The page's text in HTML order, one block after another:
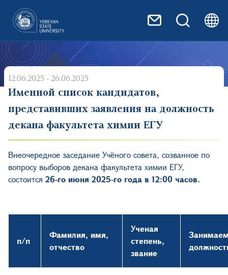
12.06.2025 - 26.06.2025
Именной список кандидатов,
представивших заявления на должность
декана факультета химии ЕГУ
Внеочередное заседание Учёного совета, созванное по
вопросу выборов декана факультета химии ЕГУ,
состоится 26-го июня 2025-го года в 12:00 часов.
п/п
Фамилия, имя,
отчество
Ученая
степень,
звание